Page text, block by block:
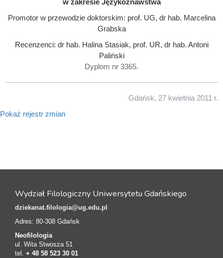
w zakresie Językoznawstwa
Promotor w przewodzie doktorskim: prof. UG, dr hab. Marcelina
Grabska
Recenzenci: dr hab. Halina Stasiak, prof. UR, dr hab. Antoni
Paliński
Dyplom nr 3365.
Gdańsk, 27 kwietnia 2011 r.
Pokaż rejestr zmian
Wydział Filologiczny Uniwersytetu Gdańskiego
dziekanat.filologia@ug.edu.pl
Adres: 80-308 Gdańsk
Neofilologia
ul. Wita Stwosza 51
tel. + 48 58 523 30 01